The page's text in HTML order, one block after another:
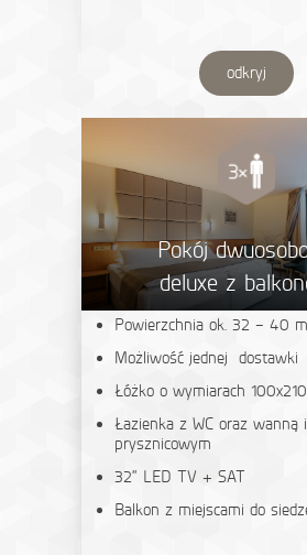
odkryj
Pokój
deluxe z
Powierzchnia ok. 32 – 40
Możliwość jednej dostawki
Łóżko o wymiarach
Łazienka z WC oraz wanną
prysznicowym
32“ LED TV + SAT
Balkon z miejscami do